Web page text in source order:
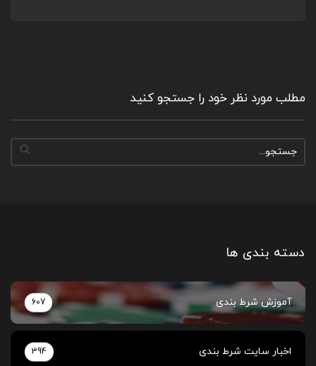
مطلب مورد نظر خود را جستجو کنید
دسته بندی ها
آموزش شرط بندی 607
اخبار سایت شرط بندی 394